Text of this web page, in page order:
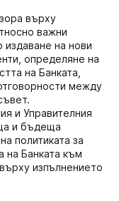
върху
важни
издаване на нови
определяне на
на Банката,
между
и Управителния
и бъдеща
политиката за
на Банката към
изпълнението